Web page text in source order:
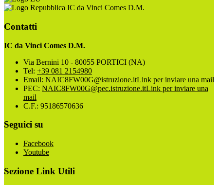
IC da Vinci Comes D.M.
Contatti
IC da Vinci Comes D.M.
Via Bernini 10 - 80055 PORTICI (NA)
Tel: +39 081 2154980
Email: NAIC8FW00G@istruzione.itLink per inviare una mail
PEC: NAIC8FW00G@pec.istruzione.itLink per inviare una
mail
C.F.: 95186570636
Seguici su
Facebook
Youtube
Sezione Link Utili